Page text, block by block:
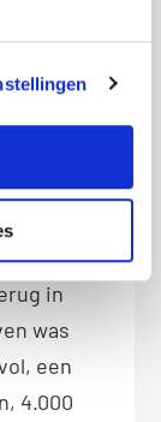
van de
2.700
in
was
een
4.000